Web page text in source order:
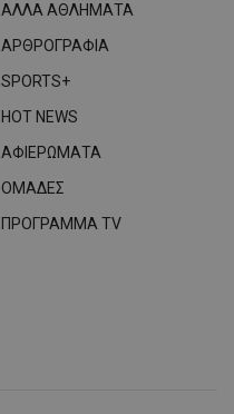
ΑΛΛΑ ΑΘΛΗΜΑΤΑ
ΑΡΘΡΟΓΡΑΦΙΑ
SPORTS+
HOT NEWS
ΑΦΙΕΡΩΜΑΤΑ
ΟΜΑΔΕΣ
ΠΡΟΓΡΑΜΜΑ TV